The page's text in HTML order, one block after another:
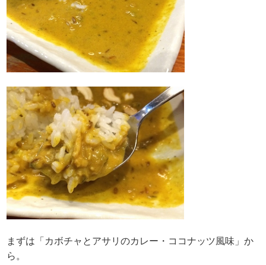
まずは「カボチャとアサリのカレー・ココナッツ風味」か
ら。